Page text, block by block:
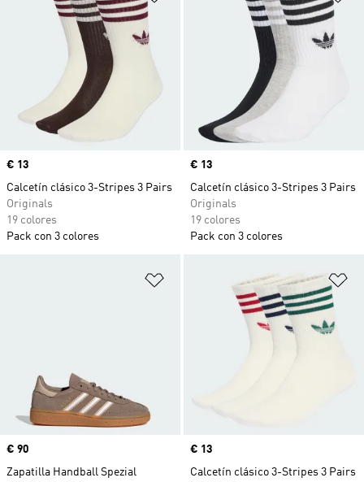
Precio
€ 13
Calcetín clásico 3-Stripes 3 Pairs
Originals
19 colores
Pack con 3 colores
Precio
€ 13
Calcetín clásico 3-Stripes 3 Pairs
Originals
19 colores
Pack con 3 colores
Añadir a la lista de deseos
Precio
€ 90
Zapatilla Handball Spezial
Precio
€ 13
Calcetín clásico 3-Stripes 3 Pairs